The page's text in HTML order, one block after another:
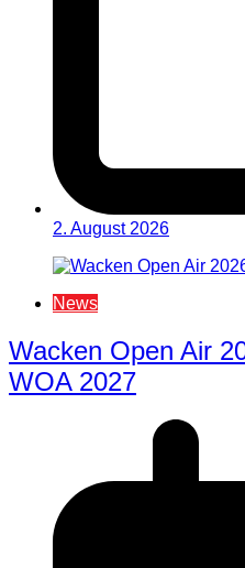
2. August 2026
News
Wacken Open Air
WOA 2027